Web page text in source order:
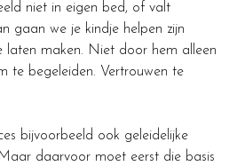
niet in eigen bed, of valt
gaan we je kindje helpen zijn
laten maken. Niet door hem alleen
te begeleiden. Vertrouwen te
bijvoorbeeld ook geleidelijke
daarvoor moet eerst die basis